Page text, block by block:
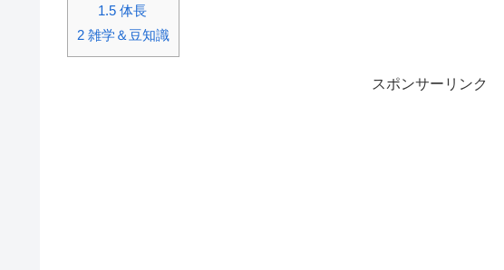
1.5体長
2 雑学＆豆知識
スポンサーリンク